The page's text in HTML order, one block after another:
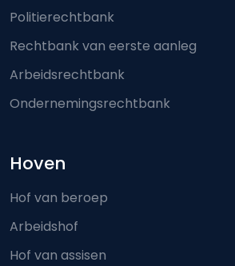
Politierechtbank
Rechtbank van eerste aanleg
Arbeidsrechtbank
Ondernemingsrechtbank
Hoven
Hof van beroep
Arbeidshof
Hof van assisen